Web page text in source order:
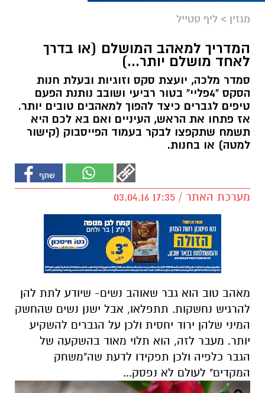
מגזין > ליף סטייל
המדריך למאהב המושלם (או בדרך
לאחד מושלם יותר...)
סמדר מלכה, יועצת סקס וזוגיות ובעלת חנות
הסקס "4פליי" בטור רביעי ושובב נותנת הפעם
טיפים לגברים כיצד להפוך למאהבים טובים יותר.
אז פתחו את הראש, העיניים ואם בא לכם היא
תשמח שתקפצו לבקר בעמוד הפייסבוק (קישור
למטה) או בחנות.
מערכת האתר / 17:35 03.04.16
מאהב טוב הוא גבר שאוהב נשים- שיודע לתת להן
להרגיש נחשקות. תתפלאו, אבל ישנן נשים שהחשק
המיני שלהן ירוד יחסית ולכן על הגברים להשקיע
יותר. מעבר לזה, הוא תלוי מאוד בהשקעה של
הגבר כלפיה ולכן תפקידו לדעת שה"משחק
המקדים" לעולם לא נפסק...